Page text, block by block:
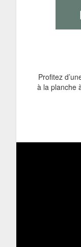
Profitez
à la planche